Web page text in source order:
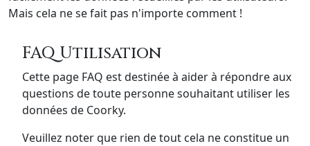
Mais cela ne se fait pas n'importe comment !
FAQ Utilisation
Cette page FAQ est destinée à aider à répondre aux
questions de toute personne souhaitant utiliser les
données de Coorky.
Veuillez noter que rien de tout cela ne constitue un